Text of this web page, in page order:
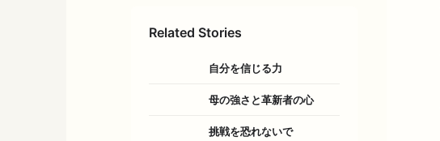
Related Stories
自分を信じる力
母の強さと革新者の心
挑戦を恐れないで